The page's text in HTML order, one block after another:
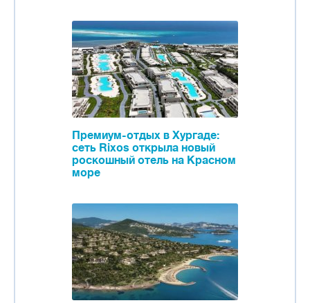
Премиум-отдых в Хургаде:
сеть Rixos открыла новый
роскошный отель на Красном
море